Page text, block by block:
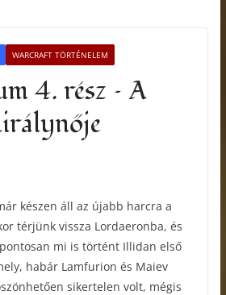
WARCRAFT TÖRTÉNELEM
4. rész – A
készen áll az újabb harcra a
térjünk vissza Lordaeronba, és
mi is történt Illidan első
habár Lamfurion és Maiev
sikertelen volt, mégis